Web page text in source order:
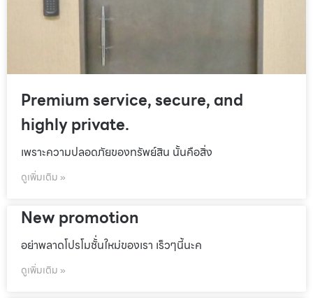
Premium service, secure, and
highly private.
เพราะความปลอดภัยของทรัพย์สิน นั้นคือสิ่ง
ดูเพิ่มเติม »
New promotion
อย่าพลาดโปรโมชั้่นใหม่ของเรา เร็วๆนี้นะค
ดูเพิ่มเติม »